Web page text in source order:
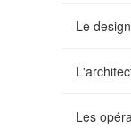
Le
Les